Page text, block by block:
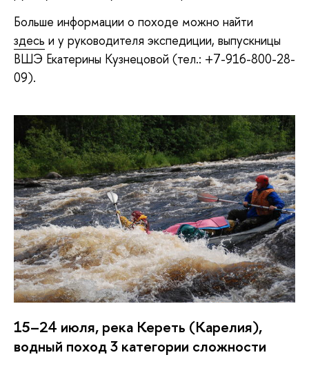
Больше информации о походе можно найти
здесь и у руководителя экспедиции, выпускницы
ВШЭ Екатерины Кузнецовой (тел.: +7-916-800-28-
09).
15–24 июля, река Кереть (Карелия),
водный поход 3 категории сложности